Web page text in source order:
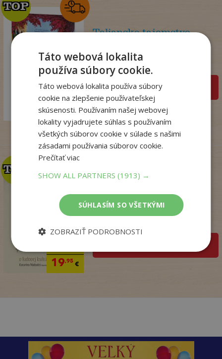
18 €
14,98€
TOP
TOP
Talianske tajomstvo
Winterová Lea
Na sklade
pridať do košíka
19,95€
TOP
TOP
ľudovej kultúr...
Táto webová lokalita
používa súbory cookie.
Táto webová lokalita používa súbory
cookie na zlepšenie používateľskej
skúsenosti. Používaním našej webovej
lokality vyjadrujete súhlas s používaním
všetkých súborov cookie v súlade s našimi
zásadami používania súborov cookie.
Prečítať viac
SHOW ALL PARTNERS(1913) →
SÚHLASÍM SO VŠETKÝMI
ZOBRAZIŤ PODROBNOSTI